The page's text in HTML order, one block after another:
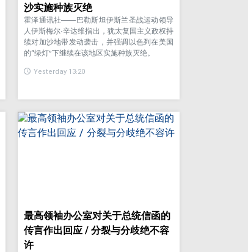
沙实施种族灭绝
霍泽通讯社——巴勒斯坦伊斯兰圣战运动领导
人伊斯梅尔·辛达维指出，犹太复国主义政权持
续对加沙地带发动袭击，并强调以色列在美国
的“绿灯”下继续在该地区实施种族灭绝。
Yesterday 13:20
最高领袖办公室对关于总统信函的
传言作出回应 / 分裂与分歧绝不容
许